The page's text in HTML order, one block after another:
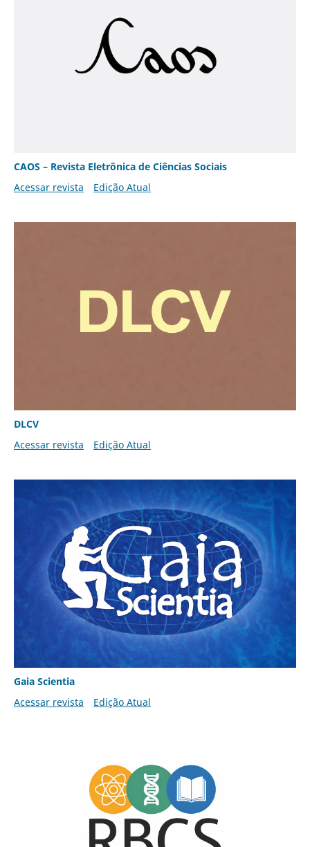
CAOS – Revista Eletrônica de Ciências Sociais
Acessar revista
Edição Atual
DLCV
Acessar revista
Edição Atual
Gaia Scientia
Acessar revista
Edição Atual